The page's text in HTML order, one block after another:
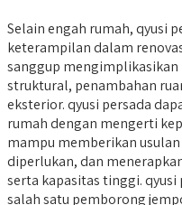
Selain engah rumah, qyusi
keterampilan dalam
sanggup
struktural, penambahan
eksterior. qyusi persada
rumah dengan mengerti
mampu memberikan
diperlukan, dan
serta kapasitas tinggi.
salah satu pemborong